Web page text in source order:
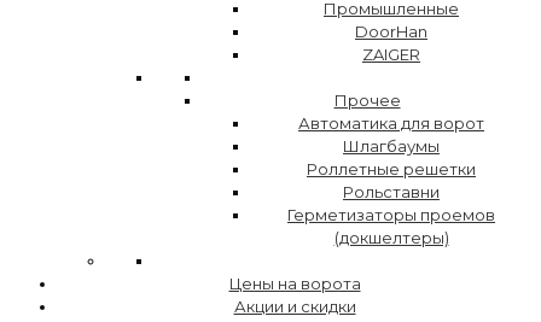
Промышленные
DoorHan
ZAIGER
Прочее
Автоматика для ворот
Шлагбаумы
Роллетные решетки
Рольставни
Герметизаторы проемов
(докшелтеры)
Цены на ворота
Акции и скидки